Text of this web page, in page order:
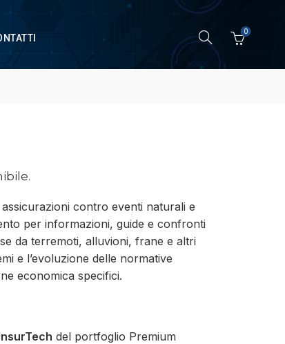
0
contro eventi naturali e
per informazioni, guide e confronti
da terremoti, alluvioni, frane e altri
e l’evoluzione delle normative
economica specifici.
del portfoglio Premium